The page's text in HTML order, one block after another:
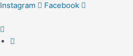
Instagram
Facebook